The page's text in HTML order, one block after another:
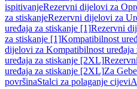
ispitivanjeRezervni dijelovi za
za stiskanjeRezervni dijelovi za
uređaja za stiskanje [1]Rezervni
za stiskanje [1]Kompatibilnost
dijelovi za Kompatibilnost uređaja
uređaja za stiskanje [2XL]
uređaja za stiskanje [2XL]Za
površinaStalci za polaganje cijevi